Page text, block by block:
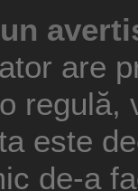
are
regulă,
este
de-a